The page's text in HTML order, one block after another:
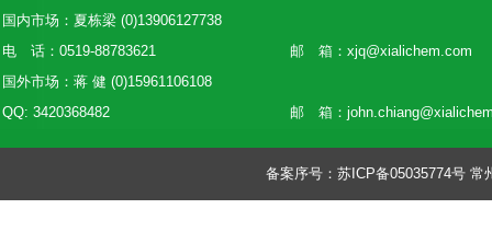
国内市场：夏栋梁 (0)13906127738
电 话：0519-88783621
邮 箱： xjq@xialichem.com
国外市场：蒋 健 (0)15961106108
QQ: 3420368482
邮 箱：
备案序号： 苏ICP备05035774号 常